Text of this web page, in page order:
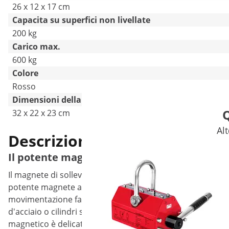
26 x 12 x 17 cm
Capacita su superfici non livellate
200 kg
Carico max.
600 kg
Colore
Rosso
Dimensioni della spedizione (LxPxA)
32 x 22 x 23 cm
Descrizione del prodotto
Il potente magnete di sollevamento per
Il magnete di sollevamento del marchio Steinberg
potente magnete al neodimio ad alta energia convince
movimentazione facile e sicura. Allo stesso tempo, può
d'acciaio o cilindri solidi ferromagnetici. A differenza dei
magnetico è delicato sulla superficie del pezzo.